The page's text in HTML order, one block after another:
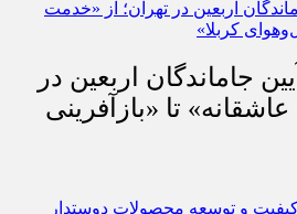
جاماندگان اربعین در
تا «بازآفرینی